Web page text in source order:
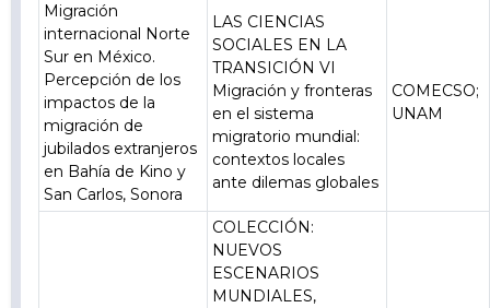
Migración
internacional Norte
Sur en México.
Percepción de los
impactos de la
migración de
jubilados extranjeros
en Bahía de Kino y
San Carlos, Sonora
LAS CIENCIAS
SOCIALES EN LA
TRANSICIÓN VI
Migración y fronteras
en el sistema
migratorio mundial:
contextos locales
ante dilemas globales
COMECSO;
UNAM
COLECCIÓN:
NUEVOS
ESCENARIOS
MUNDIALES,